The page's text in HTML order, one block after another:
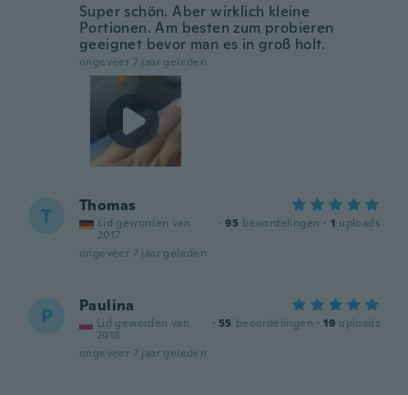
Super schön. Aber wirklich kleine
Portionen. Am besten zum probieren
geeignet bevor man es in groß holt.
ongeveer 7 jaar geleden
T Thomas
Lid geworden van
2017
· 95 beoordelingen · 1 uploads
ongeveer 7 jaar geleden
P Paulina
Lid geworden van
2018
· 55 beoordelingen · 19 uploads
ongeveer 7 jaar geleden